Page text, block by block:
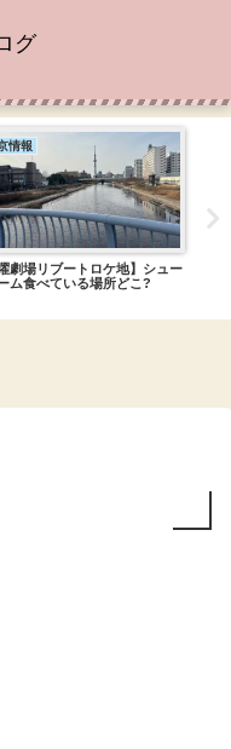
グ
情報
曜劇場リブートロケ地】シュー
ム食べている場所どこ?